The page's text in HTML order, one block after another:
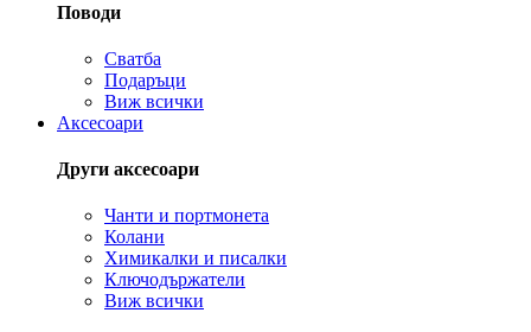
Поводи
Сватба
Подаръци
Виж всички
Аксесоари
Други аксесоари
Чанти и портмонета
Колани
Химикалки и писалки
Ключодържатели
Виж всички